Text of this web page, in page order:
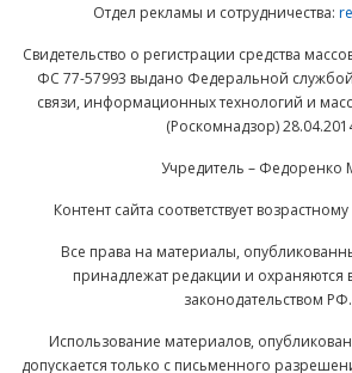
Отдел рекламы и сотрудничества:
Свидетельство о регистрации средства
ФС 77-57993 выдано Федеральной
связи, информационных технологий и
(Роскомнадзор)
Учредитель – Федоренко
Контент сайта соответствует
Все права на материалы,
принадлежат редакции и охраняются
законодательством РФ.
Использование материалов,
допускается только с письменного